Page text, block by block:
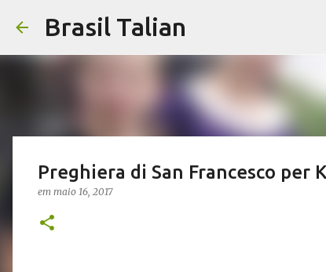
Brasil Talian
Preghiera di San Francesco per
em maio 16, 2017